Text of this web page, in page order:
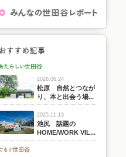
2026.06.24
松原 自然とつなが
り、本と出会う場...
2025.11.13
池尻 話題の
HOME/WORK VIL...